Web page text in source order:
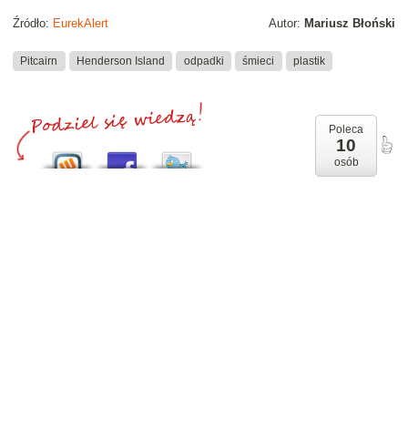
Autor: Mariusz Błoński
Źródło: EurekAlert
Pitcairn Henderson Island odpadki śmieci plastik
Poleca
10
osób